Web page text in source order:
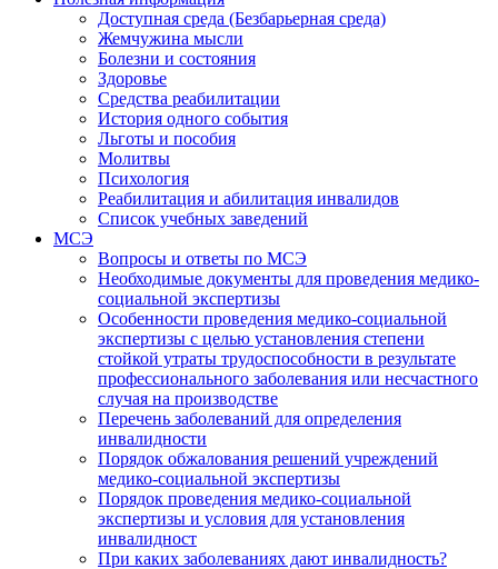
Доступная среда (Безбарьерная среда)
Жемчужина мысли
Болезни и состояния
Здоровье
Средства реабилитации
История одного события
Льготы и пособия
Молитвы
Психология
Реабилитация и абилитация инвалидов
Список учебных заведений
МСЭ
Вопросы и ответы по МСЭ
Необходимые документы для проведения медико-
социальной экспертизы
Особенности проведения медико-социальной
экспертизы с целью установления степени
стойкой утраты трудоспособности в результате
профессионального заболевания или несчастного
случая на производстве
Перечень заболеваний для определения
инвалидности
Порядок обжалования решений учреждений
медико-социальной экспертизы
Порядок проведения медико-социальной
экспертизы и условия для установления
инвалидност
При каких заболеваниях дают инвалидность?